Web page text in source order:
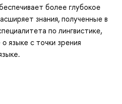
более глубокое
знания, полученные в
по лингвистике,
языке с точки зрения